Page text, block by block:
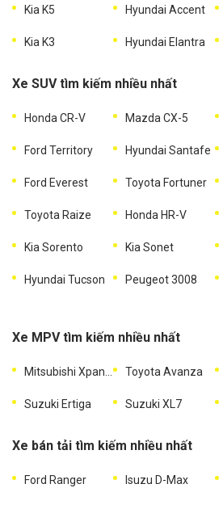
Kia K5 Hyundai Accent
Kia K3 Hyundai Elantra
Xe SUV tìm kiếm nhiều nhất
Honda CR-V Mazda CX-5
Ford Territory Hyundai Santafe
Ford Everest Toyota Fortuner
Toyota Raize Honda HR-V
Kia Sorento Kia Sonet
Hyundai Tucson Peugeot 3008
Xe MPV tìm kiếm nhiều nhất
Toyota Avanza
Suzuki Ertiga Suzuki XL7
Xe bán tải tìm kiếm nhiều nhất
Ford Ranger Isuzu D-Max